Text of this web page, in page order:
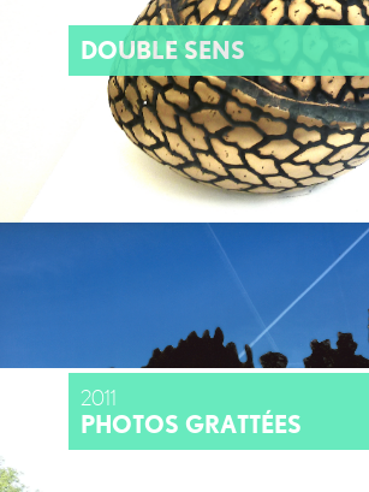
DOUBLE SENS
2011
PHOTOS GRATTÉES